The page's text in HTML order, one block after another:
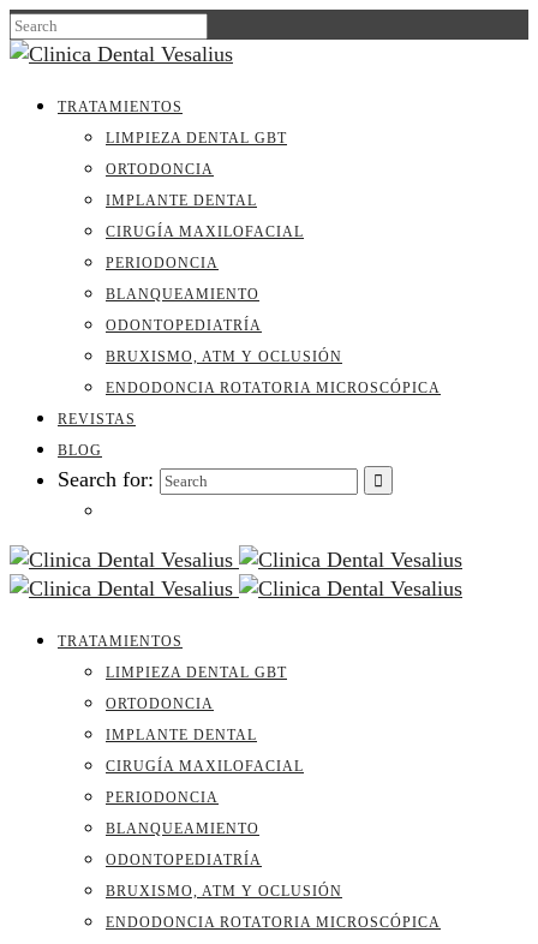
TRATAMIENTOS
LIMPIEZA DENTAL GBT
ORTODONCIA
IMPLANTE DENTAL
CIRUGÍA MAXILOFACIAL
PERIODONCIA
BLANQUEAMIENTO
ODONTOPEDIATRÍA
BRUXISMO, ATM Y OCLUSIÓN
ENDODONCIA ROTATORIA MICROSCÓPICA
REVISTAS
BLOG
Search for:
TRATAMIENTOS
LIMPIEZA DENTAL GBT
ORTODONCIA
IMPLANTE DENTAL
CIRUGÍA MAXILOFACIAL
PERIODONCIA
BLANQUEAMIENTO
ODONTOPEDIATRÍA
BRUXISMO, ATM Y OCLUSIÓN
ENDODONCIA ROTATORIA MICROSCÓPICA